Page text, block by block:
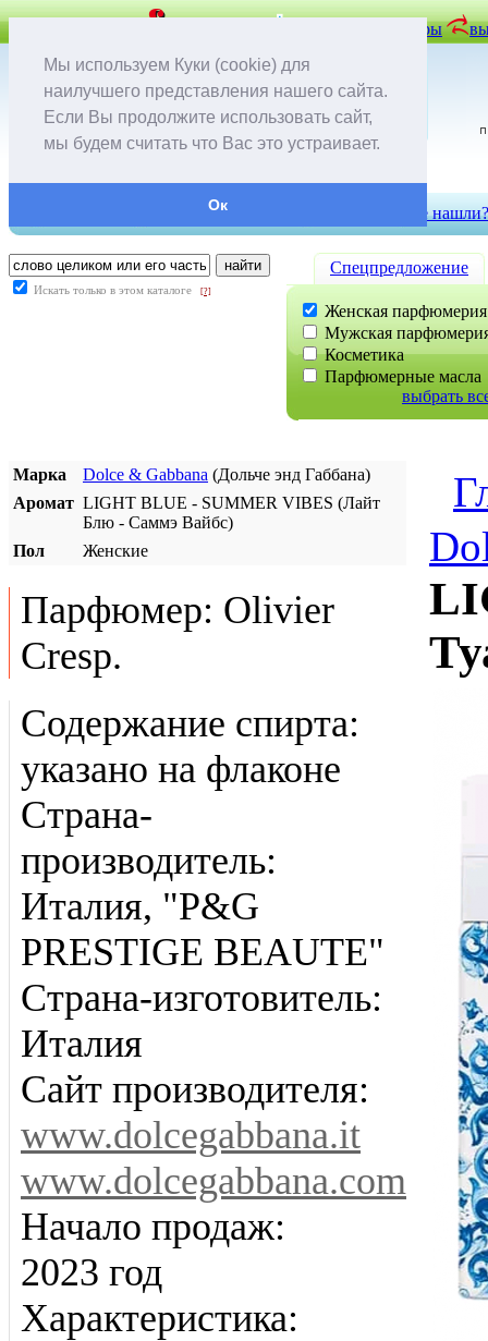
Мы используем Куки (cookie) для
наилучшего представления нашего сайта.
Если Вы продолжите использовать сайт,
мы будем считать что Вас это устраивает.
Ок
отложенные товары
доставка и оплата не нашли?
Искать только в этом каталоге [?]
Cпецпредложение
Женская парфюмерия
Мужская
Косметика
Парфюмерные масла
выбрать
Марка Dolce & Gabbana (Дольче энд Габбана)
Аромат LIGHT BLUE - SUMMER VIBES (Лайт
Блю - Саммэ Вайбс)
Пол
Женские
Парфюмер: Olivier
Cresp.
Содержание спирта:
указано на флаконе
Страна-
производитель:
Италия, "P&G
PRESTIGE BEAUTE"
Страна-изготовитель:
Италия
Сайт производителя:
www.dolcegabbana.it
www.dolcegabbana.com
Начало продаж:
2023 год
Характеристика: